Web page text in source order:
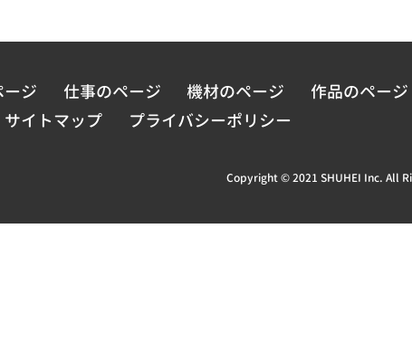
ジ 仕事のページ 機材のページ 作品のページ
サイトマップ プライバシーポリシー
Copyright © 2021 SHUHEI Inc. All